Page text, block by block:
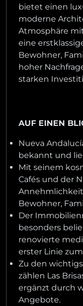
bietet einen
moderne
Atmosphäre
eine
Bewohner,
hoher
starken
AUF EINEN
Nueva
bekannt und
Mit seinem
Cafés und der
Bewohner,
Der
besonders
renovierte
erster Linie
Zu den
zählen Las
ergänzt durch
Angebote.